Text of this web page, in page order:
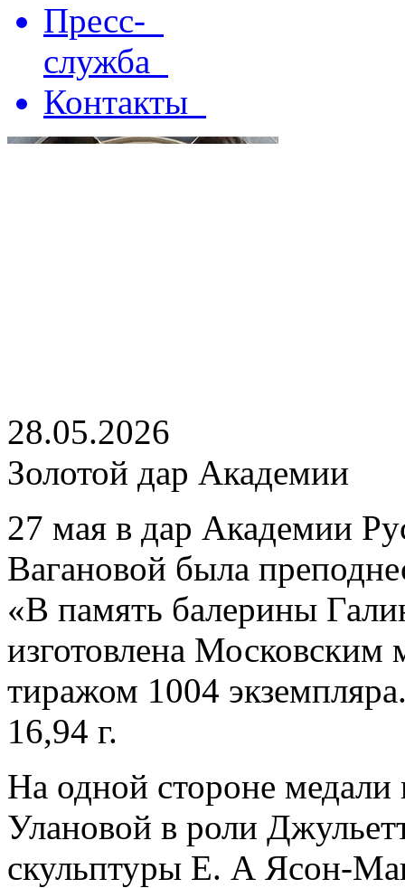
Пресс-
служба
Контакты
28.05.2026
Золотой дар Академии
27 мая в дар Академии
Вагановой была
«В память балерины
изготовлена
тиражом 1004
16,94 г.
На одной стороне
Улановой в роли
скульптуры Е. А Ясон-